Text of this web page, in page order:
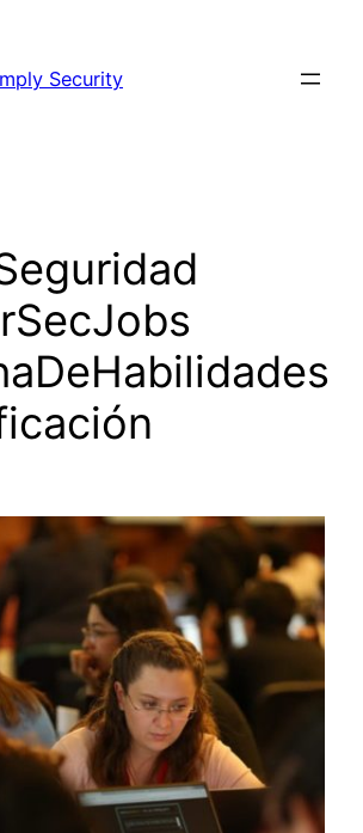
Security